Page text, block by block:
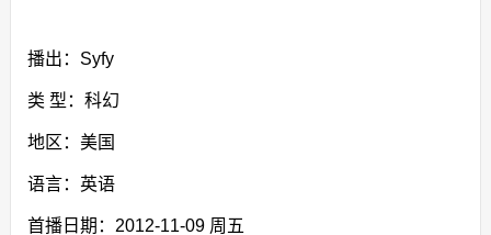
播出：Syfy
类 型：科幻
地区：美国
语言：英语
首播日期：2012-11-09 周五